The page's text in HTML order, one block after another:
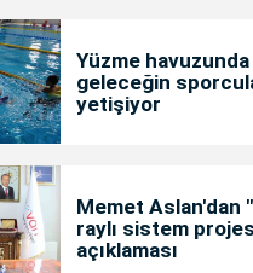
Yüzme havuzunda
geleceğin
yetişiyor
Memet Aslan'dan
raylı sistem
açıklaması